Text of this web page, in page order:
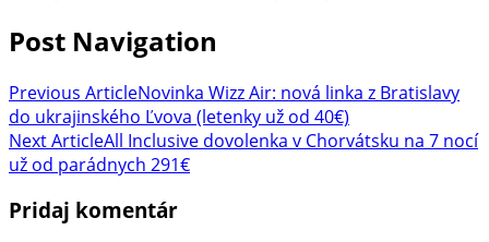
Post Navigation
Previous ArticleNovinka Wizz Air: nová linka z Bratislavy
do ukrajinského Ľvova (letenky už od 40€)
Next ArticleAll Inclusive dovolenka v Chorvátsku na 7 nocí
už od parádnych 291€
Pridaj komentár